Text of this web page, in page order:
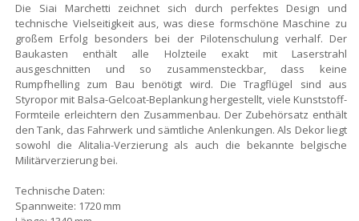
Die Siai Marchetti zeichnet sich durch perfektes Design und
technische Vielseitigkeit aus, was diese formschöne Maschine zu
großem Erfolg besonders bei der Pilotenschulung verhalf. Der
Baukasten enthält alle Holzteile exakt mit Laserstrahl
ausgeschnitten und so zusammensteckbar, dass keine
Rumpfhelling zum Bau benötigt wird. Die Tragflügel sind aus
Styropor mit Balsa-Gelcoat-Beplankung hergestellt, viele Kunststoff-
Formteile erleichtern den Zusammenbau. Der Zubehörsatz enthält
den Tank, das Fahrwerk und sämtliche Anlenkungen. Als Dekor liegt
sowohl die Alitalia-Verzierung als auch die bekannte belgische
Militärverzierung bei.
Technische Daten:
Spannweite: 1720 mm